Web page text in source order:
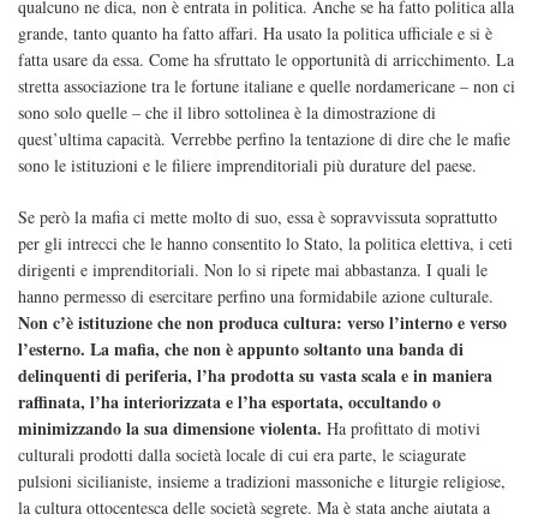
qualcuno ne dica, non è entrata in politica. Anche se ha fatto politica alla
grande, tanto quanto ha fatto affari. Ha usato la politica ufficiale e si è
fatta usare da essa. Come ha sfruttato le opportunità di arricchimento. La
stretta associazione tra le fortune italiane e quelle nordamericane – non ci
sono solo quelle – che il libro sottolinea è la dimostrazione di
quest’ultima capacità. Verrebbe perfino la tentazione di dire che le mafie
sono le istituzioni e le filiere imprenditoriali più durature del paese.
Se però la mafia ci mette molto di suo, essa è sopravvissuta soprattutto
per gli intrecci che le hanno consentito lo Stato, la politica elettiva, i ceti
dirigenti e imprenditoriali. Non lo si ripete mai abbastanza. I quali le
hanno permesso di esercitare perfino una formidabile azione culturale.
Non c’è istituzione che non produca cultura: verso l’interno e verso
l’esterno. La mafia, che non è appunto soltanto una banda di
delinquenti di periferia, l’ha prodotta su vasta scala e in maniera
raffinata, l’ha interiorizzata e l’ha esportata, occultando o
minimizzando la sua dimensione violenta. Ha profittato di motivi
culturali prodotti dalla società locale di cui era parte, le sciagurate
pulsioni sicilianiste, insieme a tradizioni massoniche e liturgie religiose,
la cultura ottocentesca delle società segrete. Ma è stata anche aiutata a